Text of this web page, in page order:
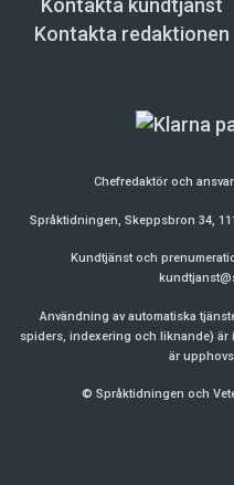
Kontakta kundtjänst
Kontakta redaktionen
Chefredaktör och
Språktidningen, Skeppsbron 34,
Kundtjänst och
Användning av automatiska
spiders, indexering och liknande) är
är
© Språktidningen och